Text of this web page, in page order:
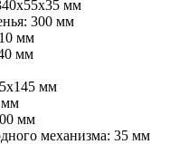
мм
300 мм
мм
мм
мм
мм
мм
механизма: 35 мм